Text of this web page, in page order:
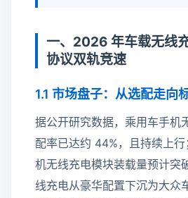
一、2026 年车载无线
协议双轨竞速
1.1 市场盘子：从选配走向
据公开研究数据，乘用车手机
配率已达约 44%，且持续上
机无线充电模块装载量预计突
线充电从豪华配置下沉为大众